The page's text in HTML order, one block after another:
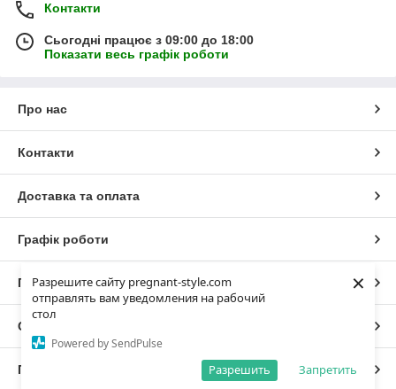
Разрешите сайту pregnant-style.com
отправлять вам уведомления на рабочий
стол
Powered by SendPulse
Запретить
Разрешить
×
Контакти
Сьогодні працює з 09:00 до 18:00
Показати весь графік роботи
Про нас
Контакти
Доставка та оплата
Графік роботи
Повна версія сайту
Сайт створено на маркетплейсі
Політика конфіденційності